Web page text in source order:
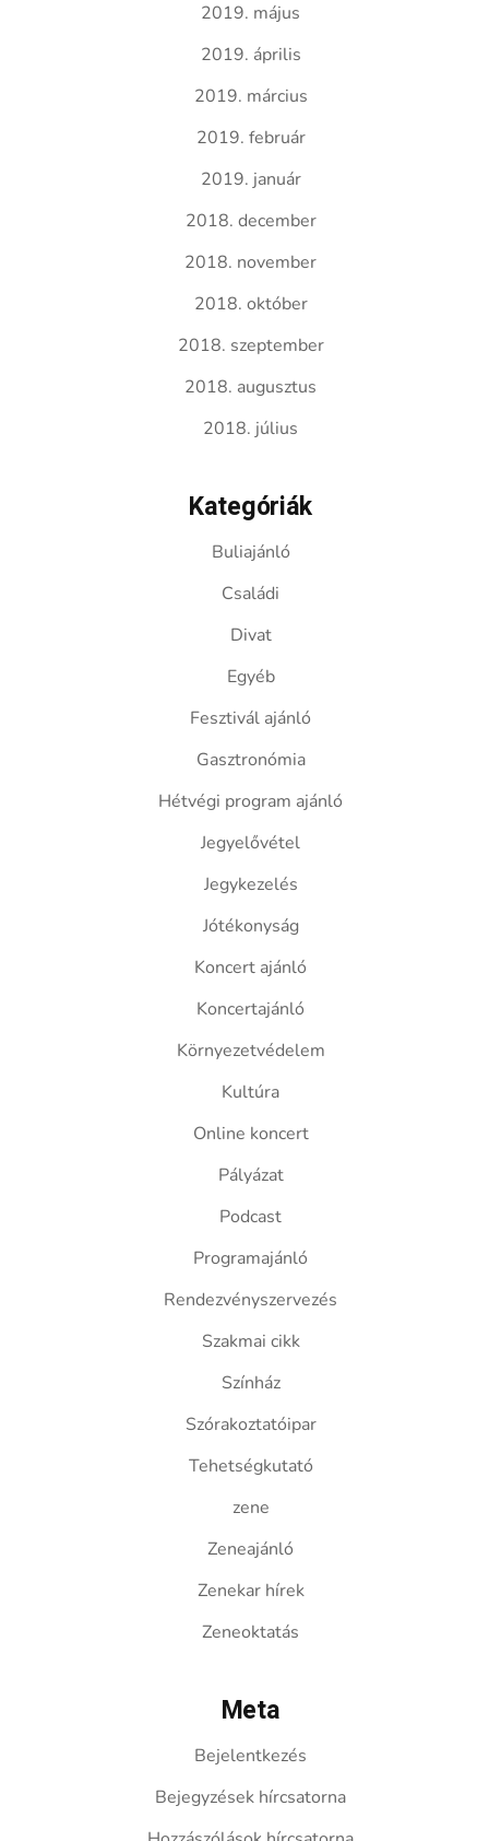
2019. május
2019. április
2019. március
2019. február
2019. január
2018. december
2018. november
2018. október
2018. szeptember
2018. augusztus
2018. július
Kategóriák
Buliajánló
Családi
Divat
Egyéb
Fesztivál ajánló
Gasztronómia
Hétvégi program ajánló
Jegyelővétel
Jegykezelés
Jótékonyság
Koncert ajánló
Koncertajánló
Környezetvédelem
Kultúra
Online koncert
Pályázat
Podcast
Programajánló
Rendezvényszervezés
Szakmai cikk
Színház
Szórakoztatóipar
Tehetségkutató
zene
Zeneajánló
Zenekar hírek
Zeneoktatás
Meta
Bejelentkezés
Bejegyzések hírcsatorna